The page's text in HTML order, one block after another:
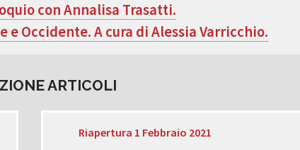
con Annalisa Trasatti.
e Occidente. A cura di Alessia Varricchio.
ARTICOLI
Riapertura 1 Febbraio 2021